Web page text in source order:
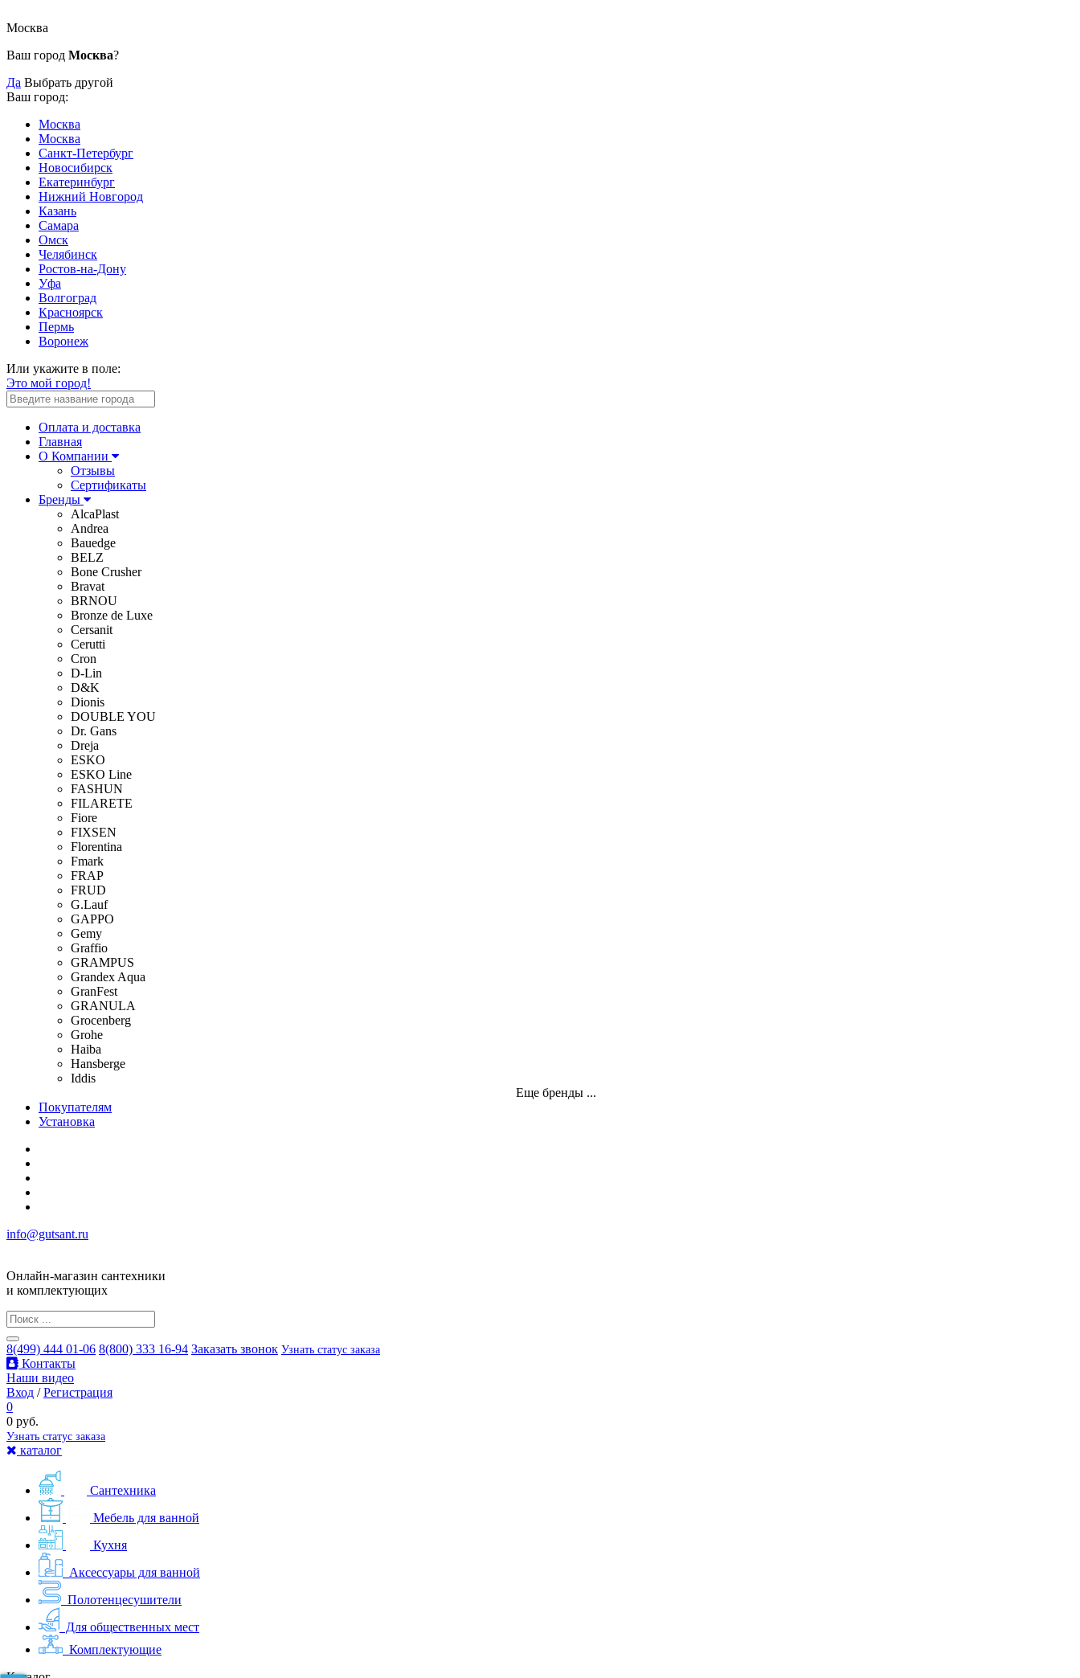
Москва
Ваш город Москва?
Да Выбрать другой
Ваш город:
Москва
Москва
Санкт-Петербург
Новосибирск
Екатеринбург
Нижний Новгород
Казань
Самара
Омск
Челябинск
Ростов-на-Дону
Уфа
Волгоград
Красноярск
Пермь
Воронеж
Или укажите в поле:
Это мой город!
Оплата и доставка
Главная
О Компании
Отзывы
Сертификаты
Бренды
AlcaPlast
Andrea
Bauedge
BELZ
Bone Crusher
Bravat
BRNOU
Bronze de Luxe
Cersanit
Cerutti
Cron
D-Lin
D&K
Dionis
DOUBLE YOU
Dr. Gans
Dreja
ESKO
ESKO Line
FASHUN
FILARETE
Fiore
FIXSEN
Florentina
Fmark
FRAP
FRUD
G.Lauf
GAPPO
Gemy
Graffio
GRAMPUS
Grandex Aqua
GranFest
GRANULA
Grocenberg
Grohe
Haiba
Hansberge
Iddis
Еще бренды ...
Покупателям
Установка
info@gutsant.ru
Онлайн-магазин сантехники
и комплектующих
8(499) 444 01-06 8(800) 333 16-94 Заказать звонок Узнать статус заказа
Контакты
Наши видео
Вход /Регистрация
0
0 руб.
Узнать статус заказа
каталог
Сантехника
Мебель для ванной
Кухня
Аксессуары для ванной
Полотенцесушители
Для общественных мест
Комплектующие